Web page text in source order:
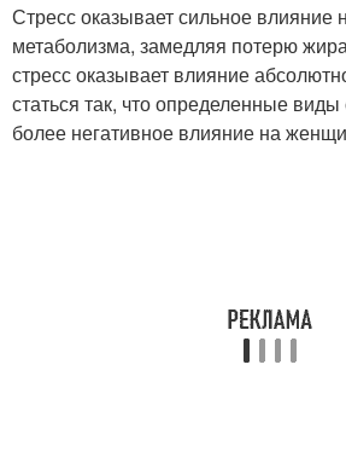
Стресс оказывает сильное влияние
метаболизма, замедляя потерю
стресс оказывает влияние
статься так, что определенные
более негативное влияние на